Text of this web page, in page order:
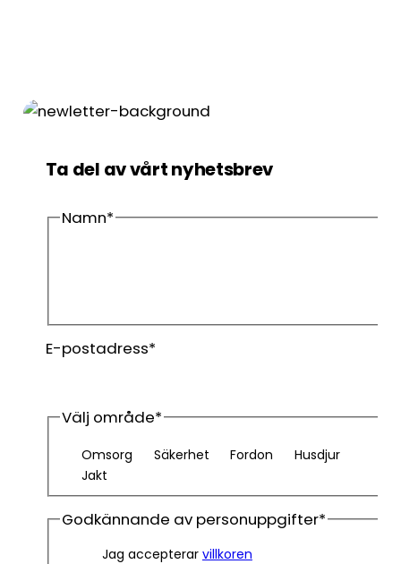
Ta del av vårt nyhetsbrev
Namn*
Efternamn
E-postadress*
Välj område*
Omsorg Säkerhet Fordon
Husdjur
Jakt
Godkännande av personuppgifter*
Jag accepterar villkoren